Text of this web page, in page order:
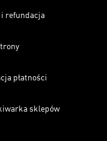
refundacja
płatności
sklepów